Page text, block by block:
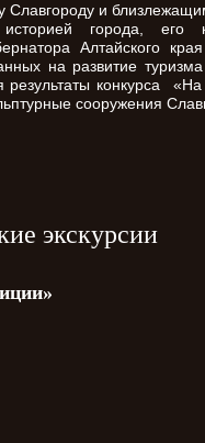
Славгороду и
города, его
Алтайского
на развитие
конкурса «На
сооружения
экскурсии